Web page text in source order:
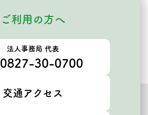
ご利用の方へ
法人事務局 代表
0827-30-0700
交通アクセス